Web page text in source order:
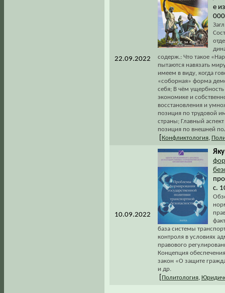
22.09.2022
е
содерж.: Что такое
пытаются навязать
имеем в виду, когда
«соборная» форма
себя; В чём
экономике и
восстановления и
позиция по трудовой
страны; Главный
позиция по внешней
Конфликтология
10.09.2022
с.
база системы
контроля в условиях
правового
Концепция
закон «О защите
и др.
Политология